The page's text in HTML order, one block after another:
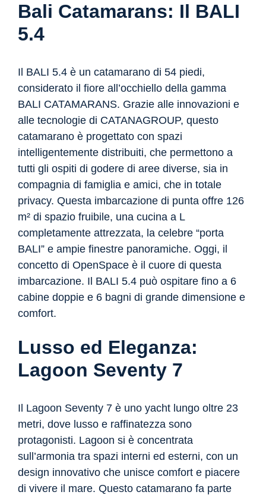
Bali Catamarans: Il BALI
5.4
Il BALI 5.4 è un catamarano di 54 piedi,
considerato il fiore all’occhiello della gamma
BALI CATAMARANS. Grazie alle innovazioni e
alle tecnologie di CATANAGROUP, questo
catamarano è progettato con spazi
intelligentemente distribuiti, che permettono a
tutti gli ospiti di godere di aree diverse, sia in
compagnia di famiglia e amici, che in totale
privacy. Questa imbarcazione di punta offre 126
m² di spazio fruibile, una cucina a L
completamente attrezzata, la celebre “porta
BALI” e ampie finestre panoramiche. Oggi, il
concetto di OpenSpace è il cuore di questa
imbarcazione. Il BALI 5.4 può ospitare fino a 6
cabine doppie e 6 bagni di grande dimensione e
comfort.
Lusso ed Eleganza:
Lagoon Seventy 7
Il Lagoon Seventy 7 è uno yacht lungo oltre 23
metri, dove lusso e raffinatezza sono
protagonisti. Lagoon si è concentrata
sull’armonia tra spazi interni ed esterni, con un
design innovativo che unisce comfort e piacere
di vivere il mare. Questo catamarano fa parte